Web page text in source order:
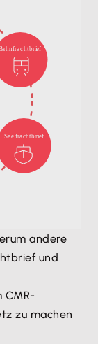
andere
und
CMR-
zu machen